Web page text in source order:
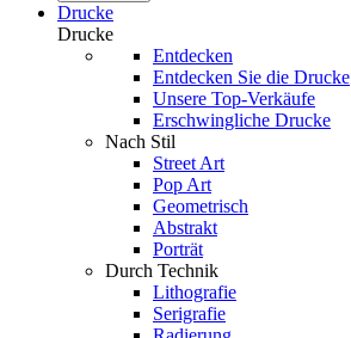
Drucke
Drucke
Entdecken
Entdecken Sie die Drucke
Unsere Top-Verkäufe
Erschwingliche Drucke
Nach Stil
Street Art
Pop Art
Geometrisch
Abstrakt
Porträt
Durch Technik
Lithografie
Serigrafie